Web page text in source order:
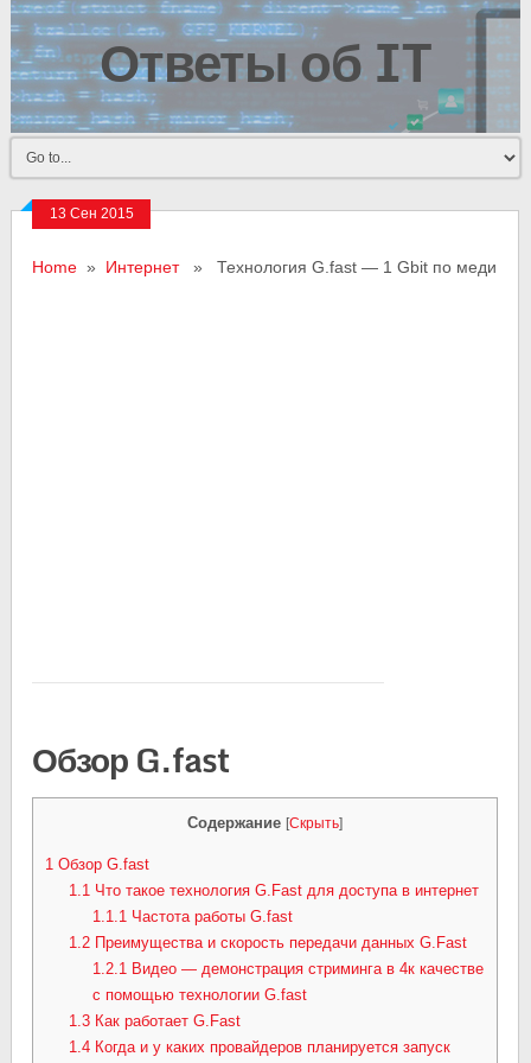
Ответы об IT
13 Сен 2015
Home » Интернет» Технология G.fast — 1 Gbit по меди
Обзор G.fast
Содержание [Скрыть]
1 Обзор G.fast
1.1Что такое технология G.Fast для доступа в интернет
1.1.1Частота работы G.fast
1.2Преимущества и скорость передачи данных G.Fast
1.2.1Видео — демонстрация стриминга в 4к качестве
с помощью технологии G.fast
1.3Как работает G.Fast
1.4Когда и у каких провайдеров планируется запуск